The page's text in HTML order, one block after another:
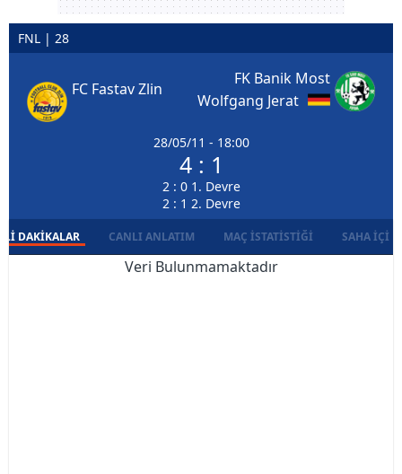
FNL | 28
FC Fastav Zlin
28/05/11 - 18:00
4 : 1
2 : 0 1. Devre
2 : 1 2. Devre
FK Banik Most
Wolfgang Jerat
DAKIKALAR CANLI ANLATIM MAÇ İSTATISTIĞI SAHA İÇI
Veri Bulunmamaktadır